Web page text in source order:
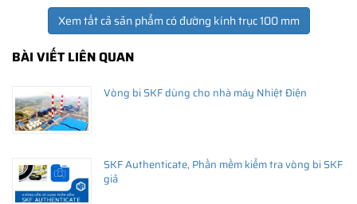
Xem tất cả sản phẩm có đường kính trục 100 mm
BÀI VIẾT LIÊN QUAN
Vòng bi SKF dùng cho nhà máy Nhiệt Điện
SKF Authenticate, Phần mềm kiểm tra vòng bi SKF
giả